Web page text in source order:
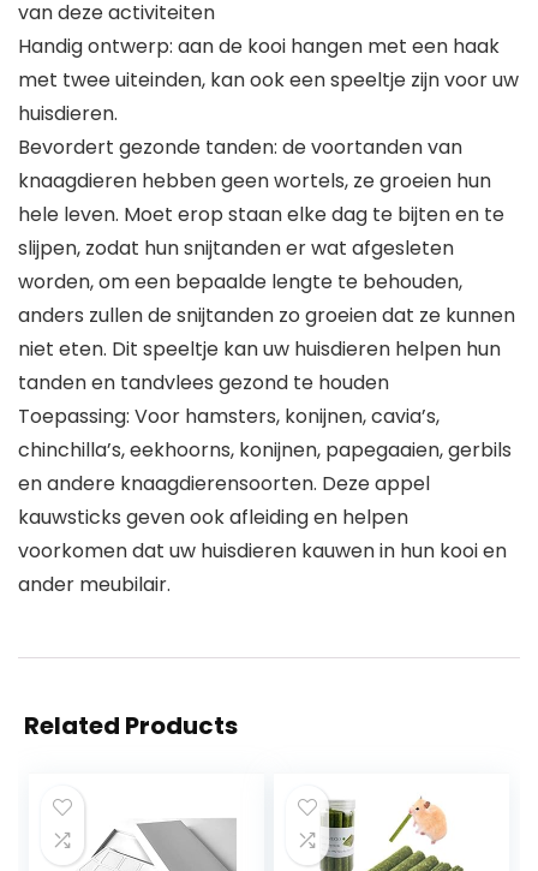
van deze activiteiten
Handig ontwerp: aan de kooi hangen met een haak
met twee uiteinden, kan ook een speeltje zijn voor uw
huisdieren.
Bevordert gezonde tanden: de voortanden van
knaagdieren hebben geen wortels, ze groeien hun
hele leven. Moet erop staan elke dag te bijten en te
slijpen, zodat hun snijtanden er wat afgesleten
worden, om een bepaalde lengte te behouden,
anders zullen de snijtanden zo groeien dat ze kunnen
niet eten. Dit speeltje kan uw huisdieren helpen hun
tanden en tandvlees gezond te houden
Toepassing: Voor hamsters, konijnen, cavia’s,
chinchilla’s, eekhoorns, konijnen, papegaaien, gerbils
en andere knaagdierensoorten. Deze appel
kauwsticks geven ook afleiding en helpen
voorkomen dat uw huisdieren kauwen in hun kooi en
ander meubilair.
Related Products